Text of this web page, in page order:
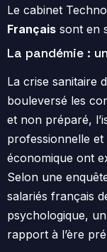
Le cabinet
Français sont en
La pandémie :
La crise sanitaire
bouleversé les
et non préparé,
professionnelle et
économique ont
Selon une
salariés français
psychologique,
rapport à l’ère